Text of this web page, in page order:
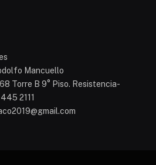
Mancuello
Torre B 9° Piso. Resistencia-
2111